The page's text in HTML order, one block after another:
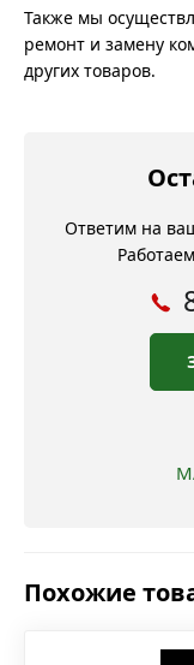
Также мы
ремонт и замену
других товаров.
Ответим на
Похожие